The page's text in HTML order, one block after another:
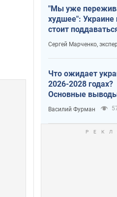
"Мы уже
худшее": Украине
стоит
отчаянию из-за
ракетного террора
Сергей Марченко,
Что ожидает
2026-2028 годах?
Основные
новых прогнозов
Василий Фурман